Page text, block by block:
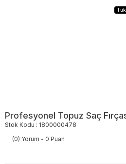
Profesyonel Topuz Saç
Stok Kodu : 1800000478
(0) Yorum - 0 Puan